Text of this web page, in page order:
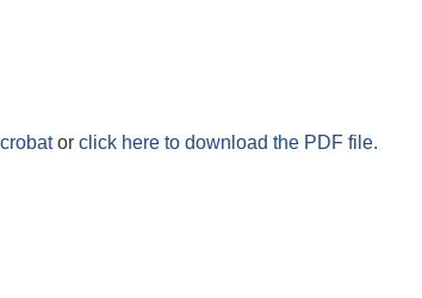
or click here to download the PDF file.